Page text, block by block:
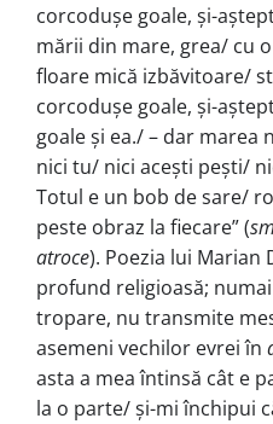
corcodușe goale, și-
mării din mare, grea/ cu
floare mică izbăvitoare/
corcodușe goale, și-
goale și ea./ – dar marea
nici tu/ nici acești pești/
Totul e un bob de sare/
peste obraz la fiecare” (
atroce). Poezia lui Marian
profund religioasă;
tropare, nu transmite
asemeni vechi­lor evrei în
asta a mea întinsă cât e
la o parte/ și-mi închipui